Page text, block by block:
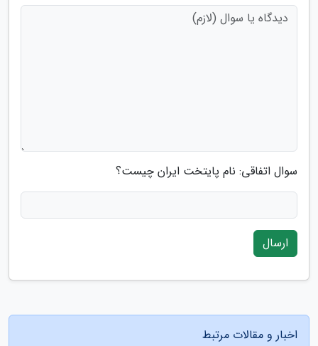
سوال اتفاقی: نام پایتخت ایران چیست؟
ارسال
اخبار و مقالات مرتبط